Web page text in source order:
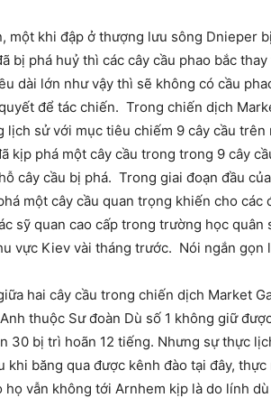
một khi đập ở thượng lưu sông Dnieper
bị phá huỷ thì các cây cầu phao bắc
dài lớn như vậy thì sẽ không có cầu
để tác chiến. Trong chiến dịch
lịch sử với mục tiêu chiếm 9 cây cầu
kịp phá một cây cầu trong trong 9 cây
cây cầu bị phá. Trong giai đoạn đầu
một cây cầu quan trọng khiến cho
sỹ quan cao cấp trong trường học
vực Kiev vài tháng trước. Nói ngắn
hai cây cầu trong chiến dịch Market
thuộc Sư đoàn Dù số 1 không giữ
30 bị trì hoãn 12 tiếng. Nhưng sự thực
khi băng qua được kênh đào tại đây,
họ vẫn không tới Arnhem kịp là do lính